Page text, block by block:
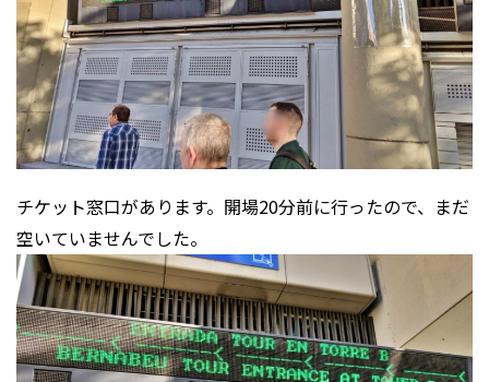
チケット窓口があります。開場20分前に行ったので、まだ
空いていませんでした。